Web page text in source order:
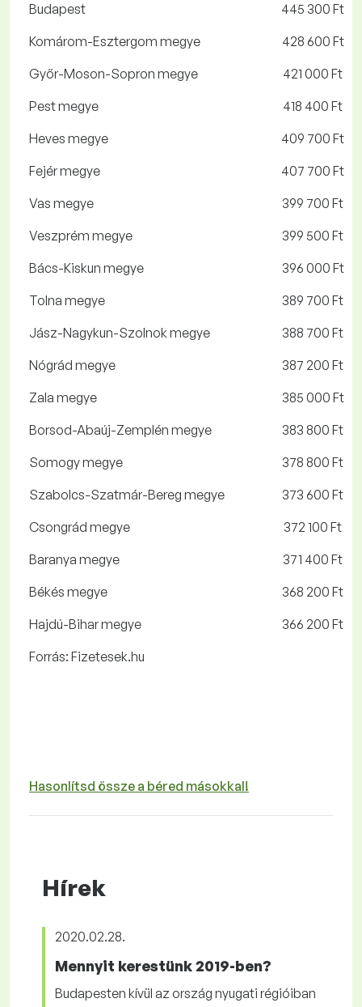
Budapest
445 300 Ft
Komárom-Esztergom megye
428 600 Ft
Győr-Moson-Sopron megye
421 000 Ft
Pest megye
418 400 Ft
Heves megye
409 700 Ft
Fejér megye
407 700 Ft
Vas megye
399 700 Ft
Veszprém megye
399 500 Ft
Bács-Kiskun megye
396 000 Ft
Tolna megye
389 700 Ft
Jász-Nagykun-Szolnok megye
388 700 Ft
Nógrád megye
387 200 Ft
Zala megye
385 000 Ft
Borsod-Abaúj-Zemplén megye
383 800 Ft
Somogy megye
378 800 Ft
Szabolcs-Szatmár-Bereg megye
373 600 Ft
Csongrád megye
372 100 Ft
Baranya megye
371 400 Ft
Békés megye
368 200 Ft
Hajdú-Bihar megye
366 200 Ft
Forrás: Fizetesek.hu
Hasonlítsd össze a béred másokkal!
Hírek
2020.02.28.
Mennyit kerestünk 2019-ben?
Budapesten kívül az ország nyugati régióiban